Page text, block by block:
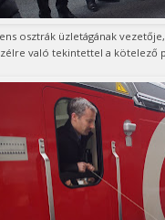
osztrák üzletágának
való tekintettel a